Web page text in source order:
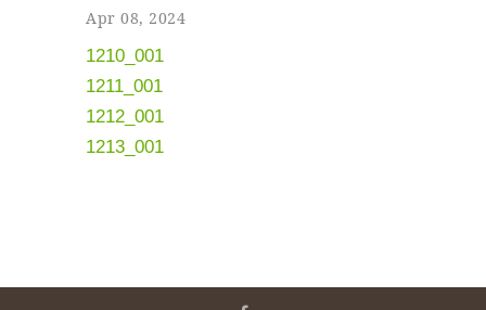
Apr 08, 2024
1210_001
1211_001
1212_001
1213_001